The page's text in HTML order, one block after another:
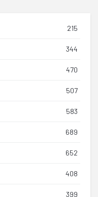
215
344
470
507
583
689
652
408
399